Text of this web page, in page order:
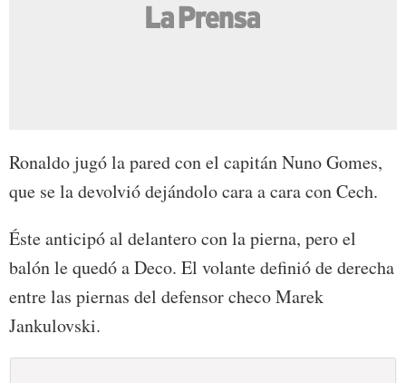
Ronaldo jugó la pared con el capitán Nuno Gomes,
que se la devolvió dejándolo cara a cara con Cech.
Éste anticipó al delantero con la pierna, pero el
balón le quedó a Deco. El volante definió de derecha
entre las piernas del defensor checo Marek
Jankulovski.